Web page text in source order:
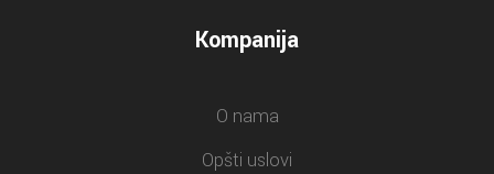
Kompanija
O nama
Opšti uslovi